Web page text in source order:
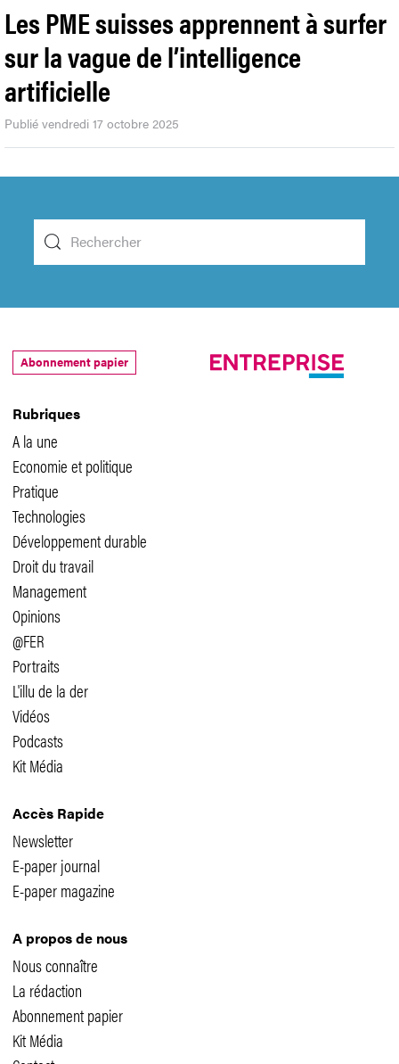
Les PME suisses apprennent à surfer
sur la vague de l’intelligence
artificielle
Publié vendredi 17 octobre 2025
Rubriques
A la une
Economie et politique
Pratique
Technologies
Développement durable
Droit du travail
Management
Opinions
@FER
Portraits
L'illu de la der
Vidéos
Podcasts
Kit Média
Accès Rapide
Newsletter
E-paper journal
E-paper magazine
A propos de nous
Nous connaître
La rédaction
Abonnement papier
Kit Média
Abonnement papier